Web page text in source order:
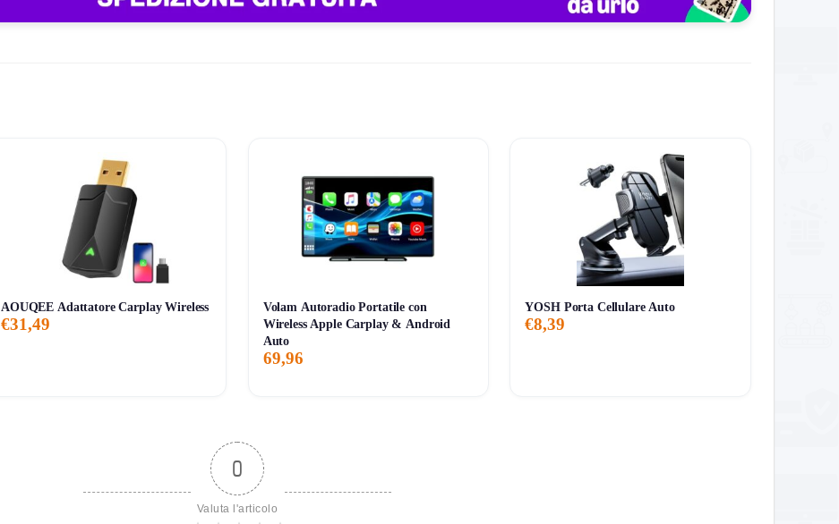
AOUQEE Adattatore Carplay Wireless
€31,49
Volam Autoradio Portatile con
Wireless Apple Carplay & Android
Auto
69,96
YOSH Porta Cellulare Auto
€8,39
0
Valuta l'articolo